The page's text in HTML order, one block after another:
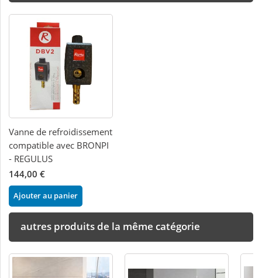
Vanne de refroidissement
compatible avec BRONPI
- REGULUS
144,00 €
Ajouter au panier
autres produits de la même catégorie